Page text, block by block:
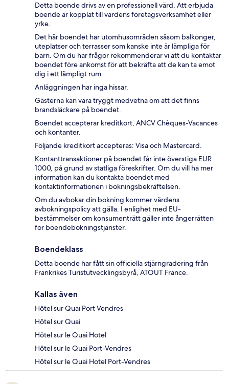
Detta boende drivs av en professionell värd. Att erbjuda
boende är kopplat till värdens företagsverksamhet eller
yrke.
Det här boendet har utomhusområden såsom balkonger,
uteplatser och terrasser som kanske inte är lämpliga för
barn. Om du har frågor rekommenderar vi att du kontaktar
boendet före ankomst för att bekräfta att de kan ta emot
dig i ett lämpligt rum.
Anläggningen har inga hissar.
Gästerna kan vara tryggt medvetna om att det finns
brandsläckare på boendet.
Boendet accepterar kreditkort, ANCV Chèques-Vacances
och kontanter.
Följande kreditkort accepteras: Visa och Mastercard.
Kontanttransaktioner på boendet får inte överstiga EUR
1000, på grund av statliga föreskrifter. Om du vill ha mer
information kan du kontakta boendet med
kontaktinformationen i bokningsbekräftelsen.
Om du avbokar din bokning kommer värdens
avbokningspolicy att gälla. I enlighet med EU-
bestämmelser om konsumenträtt gäller inte ångerrätten
för boendebokningstjänster.
Boendeklass
Detta boende har fått sin officiella stjärngradering från
Frankrikes Turistutvecklingsbyrå, ATOUT France.
Kallas även
Hôtel sur Quai Port Vendres
Hôtel sur Quai
Hôtel sur le Quai Hotel
Hôtel sur le Quai Port-Vendres
Hôtel sur le Quai Hotel Port-Vendres